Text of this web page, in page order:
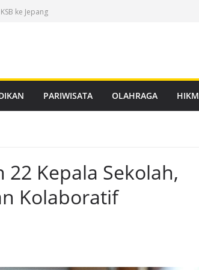
ke Jepang
PBG Gratis
Distribusi
PARIWISATA OLAHRAGA
Kepala Sekolah,
Kolaboratif